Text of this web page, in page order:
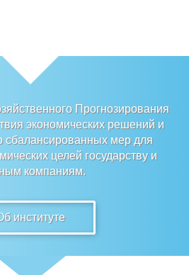
оформления
этика
для авторов
Прогнозирования
экономических решений и
сбалансированных мер для
целей государству и
компаниям.
институте